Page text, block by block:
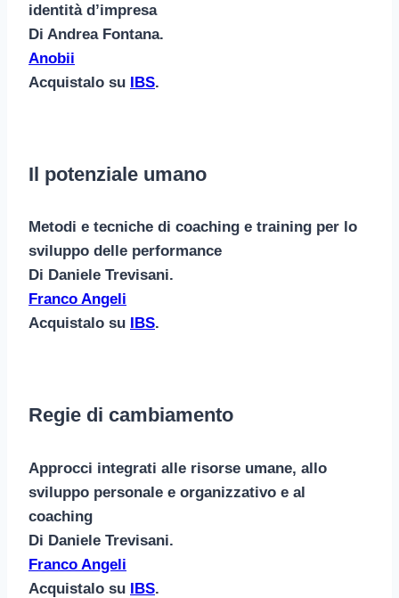
identità d’impresa
Di Andrea Fontana.
Anobii
Acquistalo su IBS.
Il potenziale umano
Metodi e tecniche di coaching e training per lo
sviluppo delle performance
Di Daniele Trevisani.
Franco Angeli
Acquistalo su IBS.
Regie di cambiamento
Approcci integrati alle risorse umane, allo
sviluppo personale e organizzativo e al
coaching
Di Daniele Trevisani.
Franco Angeli
Acquistalo su IBS.